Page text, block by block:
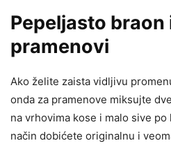
Pepeljasto braon
pramenovi
Ako želite zaista vidljivu
onda za pramenove miksujte
na vrhovima kose i malo sive po
način dobićete originalnu i